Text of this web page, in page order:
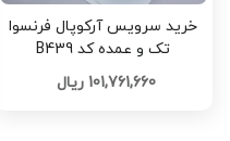
خرید سرویس آرکوپال فرنسوا
تک و عمده کد B439
101,761,660 ریال